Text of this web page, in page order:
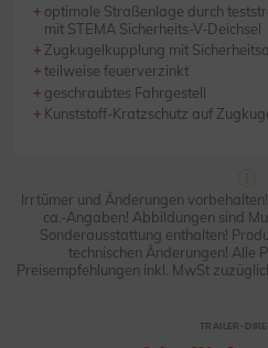
optimale Straßenlage durch
mit STEMA Sicherheits-V-Deichsel
Zugkugelkupplung mit
teilweise feuerverzinkt
geschraubtes Fahrgestell
Kunststoff-Kratzschutz auf
Irrtümer und Änderungen
ca.-Angaben! Abbildungen sind
Sonderausstattung enthalten!
technischen Änderungen! Alle
Preisempfehlungen inkl. MwSt
TRAILER-